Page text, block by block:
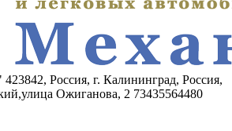
423842, Россия, г. Калининград, Россия,
Ожиганова, 2 73435564480